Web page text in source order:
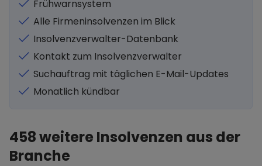
Frühwarnsystem
Alle Firmeninsolvenzen im Blick
Insolvenzverwalter-Datenbank
Kontakt zum Insolvenzverwalter
Suchauftrag mit täglichen E-Mail-Updates
Monatlich kündbar
458weitere Insolvenzen aus der
Branche